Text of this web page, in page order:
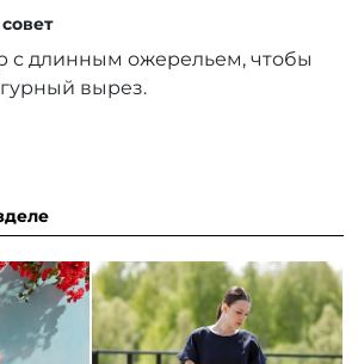
с длинным ожерельем, чтобы
вырез.